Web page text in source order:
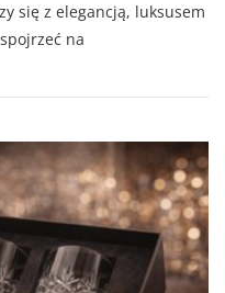
się z elegancją, luksusem
na